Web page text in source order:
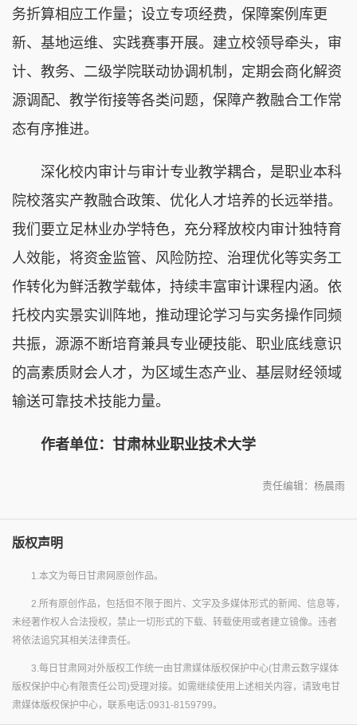
务折算相应工作量；设立专项经费，保障案例库更
新、基地运维、实践赛事开展。建立校领导牵头，审
计、教务、二级学院联动协调机制，定期会商化解资
源调配、教学衔接等各类问题，保障产教融合工作常
态有序推进。
深化校内审计与审计专业教学耦合，是职业本科
院校落实产教融合政策、优化人才培养的长远举措。
我们要立足林业办学特色，充分释放校内审计独特育
人效能，将资金监管、风险防控、治理优化等实务工
作转化为鲜活教学载体，持续丰富审计课程内涵。依
托校内实景实训阵地，推动理论学习与实务操作同频
共振，源源不断培育兼具专业硬技能、职业底线意识
的高素质财会人才，为区域生态产业、基层财经领域
输送可靠技术技能力量。
作者单位：甘肃林业职业技术大学
责任编辑：杨晨雨
版权声明
1.本文为每日甘肃网原创作品。
2.所有原创作品，包括但不限于图片、文字及多媒体形式的新闻、信息等，
未经著作权人合法授权，禁止一切形式的下载、转载使用或者建立镜像。违者
将依法追究其相关法律责任。
3.每日甘肃网对外版权工作统一由甘肃媒体版权保护中心(甘肃云数字媒体
版权保护中心有限责任公司)受理对接。如需继续使用上述相关内容，请致电甘
肃媒体版权保护中心，联系电话:0931-8159799。